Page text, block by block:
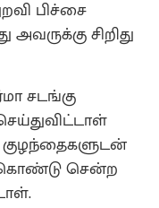
பிச்சை
சிறிது
சடங்கு
சென்ற